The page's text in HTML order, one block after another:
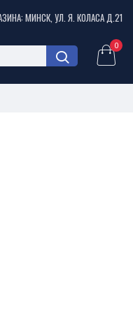
МИНСК, УЛ. Я. КОЛАСА Д.21
0